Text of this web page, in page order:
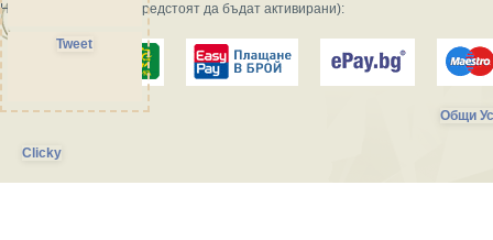
Начини на плащане (предстоят да бъдат активирани):
Общи
Clicky
Tweet